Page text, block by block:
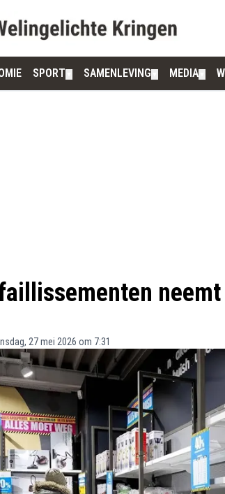
SPORT SAMENLEVING MEDIA
27 mei 2026 om 7:31